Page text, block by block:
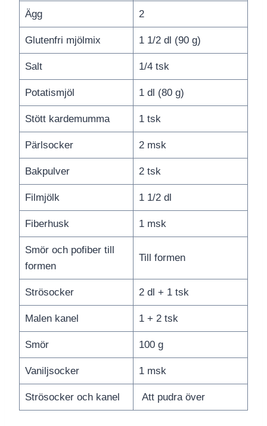
Ägg 2
Glutenfri mjölmix 1 1/2 dl (90 g)
Salt 1/4 tsk
Potatismjöl 1 dl (80 g)
Stött kardemumma 1 tsk
Pärlsocker 2 msk
Bakpulver 2 tsk
Filmjölk 1 1/2 dl
Fiberhusk 1 msk
Smör och pofiber till
formen
Till formen
Strösocker 2 dl + 1 tsk
Malen kanel 1 + 2 tsk
Smör 100 g
Vaniljsocker 1 msk
Strösocker och kanel Att pudra över